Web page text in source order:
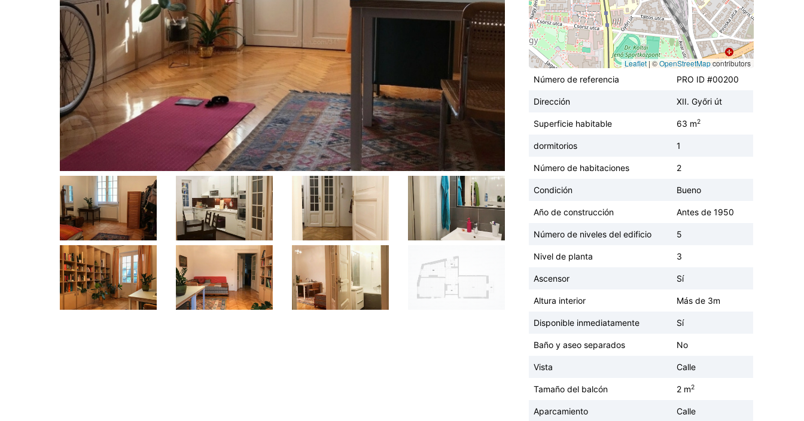
Leaflet|©OpenStreetMapcontributors
Número de referencia
PRO ID #00200
Dirección XII. Győri út
Superficie habitable 63 m2
dormitorios 1
Número de habitaciones 2
Condición Bueno
Año de construcción Antes de 1950
Número de niveles del edificio 5
Nivel de planta 3
Ascensor Sí
Altura interior Más de 3m
Disponible inmediatamente Sí
Baño y aseo separados No
Vista Calle
Tamaño del balcón 2 m2
Aparcamiento Calle